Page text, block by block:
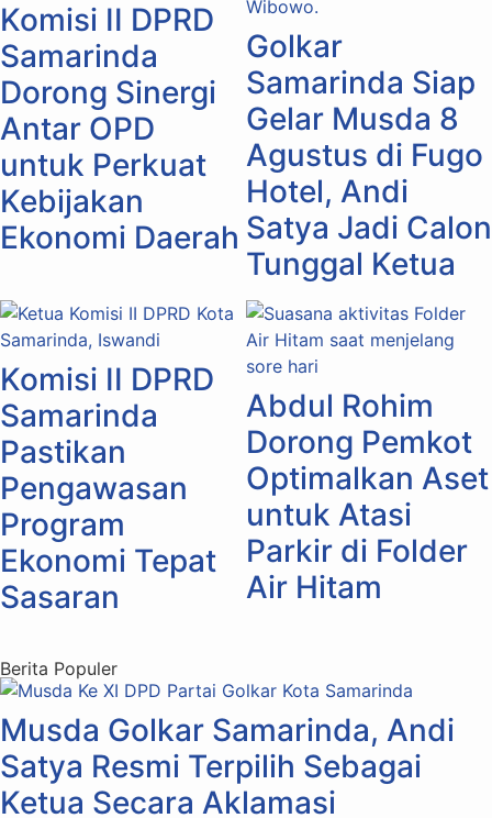
Komisi II DPRD
Samarinda
Dorong Sinergi
Antar OPD
untuk Perkuat
Kebijakan
Ekonomi Daerah
Golkar
Samarinda Siap
Gelar Musda 8
Agustus di Fugo
Hotel, Andi
Satya Jadi Calon
Tunggal Ketua
Komisi II DPRD
Samarinda
Pastikan
Pengawasan
Program
Ekonomi Tepat
Sasaran
Abdul Rohim
Dorong Pemkot
Optimalkan Aset
untuk Atasi
Parkir di Folder
Air Hitam
Berita Populer
Musda Golkar Samarinda, Andi
Satya Resmi Terpilih Sebagai
Ketua Secara Aklamasi